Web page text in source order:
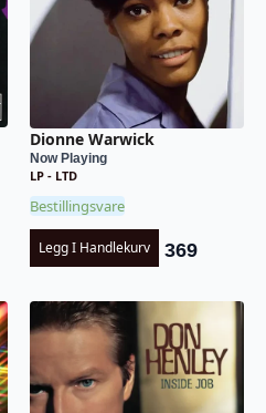
Dionne Warwick
Now Playing
LP - LTD
Bestillingsvare
Legg I Handlekurv 369